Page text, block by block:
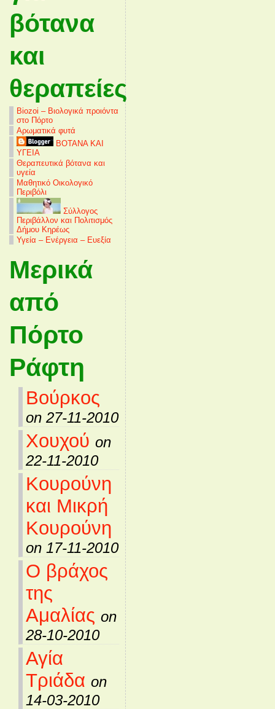
βότανα
και
θεραπείες
Biozoi – Βιολογικά προιόντα
στο Πόρτο
Αρωματικά φυτά
ΒΟΤΑΝΑ ΚΑΙ
ΥΓΕΙΑ
Θεραπευτικά βότανα και
υγεία
Μαθητικό Οικολογικό
Περιβόλι
Σύλλογος
Περιβάλλον και Πολιτισμός
Δήμου Κηρέως
Υγεία – Ενέργεια – Ευεξία
Μερικά
από
Πόρτο
Ράφτη
Βούρκος
on 27-11-2010
Χουχού on
22-11-2010
Κουρούνη
και Μικρή
Κουρούνη
on 17-11-2010
Ο βράχος
της
Αμαλίας on
28-10-2010
Αγία
Τριάδα on
14-03-2010